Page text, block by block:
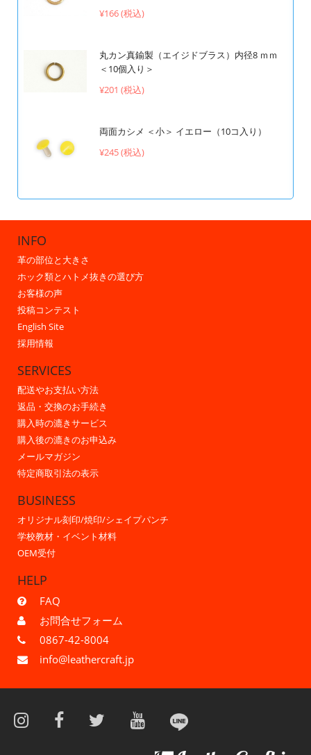
¥166 (税込)
丸カン真鍮製（エイジドブラス）内径8 ｍｍ
＜10個入り＞
¥201 (税込)
両面カシメ ＜小＞ イエロー（10コ入り）
¥245 (税込)
INFO
革の部位と大きさ
ホック類とハトメ抜きの選び方
お客様の声
投稿コンテスト
English Site
採用情報
SERVICES
配送やお支払い方法
返品・交換のお手続き
購入時の漉きサービス
購入後の漉きのお申込み
メールマガジン
特定商取引法の表示
BUSINESS
オリジナル刻印/焼印/シェイプパンチ
学校教材・イベント材料
OEM受付
HELP
FAQ
お問合せフォーム
0867-42-8004
info@leathercraft.jp